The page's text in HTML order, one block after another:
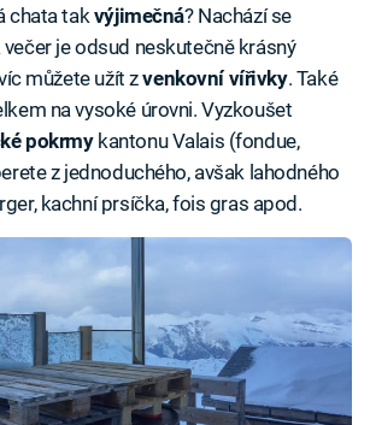
chata tak výjimečná? Nachází se
je odsud neskutečně krásný
můžete užít zvenkovní vířivky. Také
na vysoké úrovni. Vyzkoušet
pokrmykantonu Valais (fondue,
z jednoduchého, avšak lahodného
kachní prsíčka, fois gras apod.